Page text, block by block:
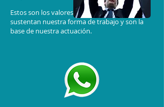
Estos son los valores que como compañía,
sustentan nuestra forma de trabajo y son la
base de nuestra actuación.